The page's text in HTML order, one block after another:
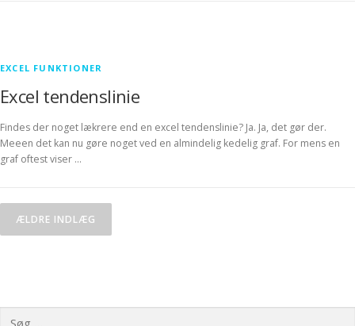
EXCEL FUNKTIONER
Excel tendenslinie
Findes der noget lækrere end en excel tendenslinie? Ja. Ja, det gør der.
Meeen det kan nu gøre noget ved en almindelig kedelig graf. For mens en
graf oftest viser …
Navigation til indlæg
ÆLDRE INDLÆG